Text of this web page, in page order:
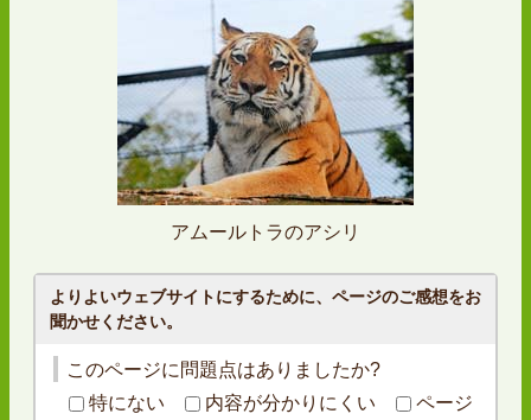
アムールトラのアシリ
よりよいウェブサイトにするために、ページのご感想をお
聞かせください。
このページに問題点はありましたか?
特にない
内容が分かりにくい
ページ